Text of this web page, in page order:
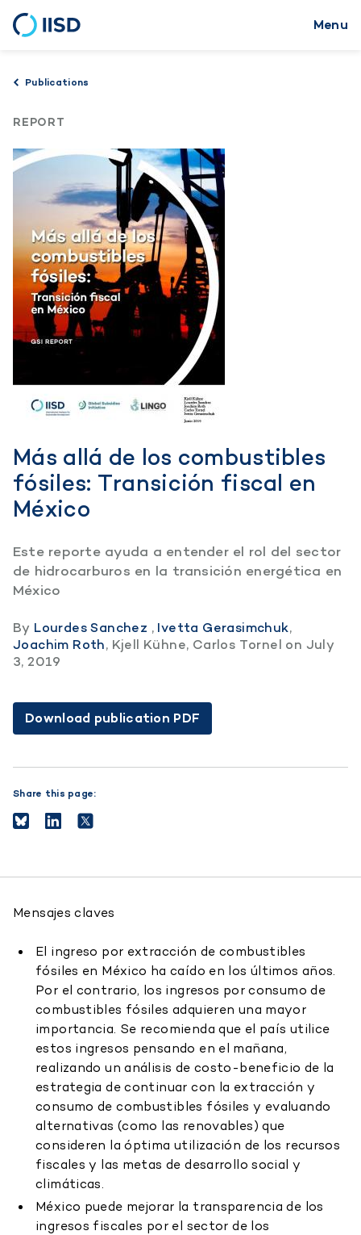
main
Menu
Publications
REPORT
Más allá de los combustibles
fósiles: Transición fiscal en
México
Este reporte ayuda a entender el rol del sector
de hidrocarburos en la transición energética en
México
By Lourdes Sanchez , Ivetta Gerasimchuk,
Joachim Roth, Kjell Kühne, Carlos Tornel on July
3, 2019
Download publication PDF
Share this page:
Mensajes claves
El ingreso por extracción de combustibles
fósiles en México ha caído en los últimos años.
Por el contrario, los ingresos por consumo de
combustibles fósiles adquieren una mayor
importancia. Se recomienda que el país utilice
estos ingresos pensando en el mañana,
realizando un análisis de costo-beneficio de la
estrategia de continuar con la extracción y
consumo de combustibles fósiles y evaluando
alternativas (como las renovables) que
consideren la óptima utilización de los recursos
fiscales y las metas de desarrollo social y
climáticas.
México puede mejorar la transparencia de los
ingresos fiscales por el sector de los